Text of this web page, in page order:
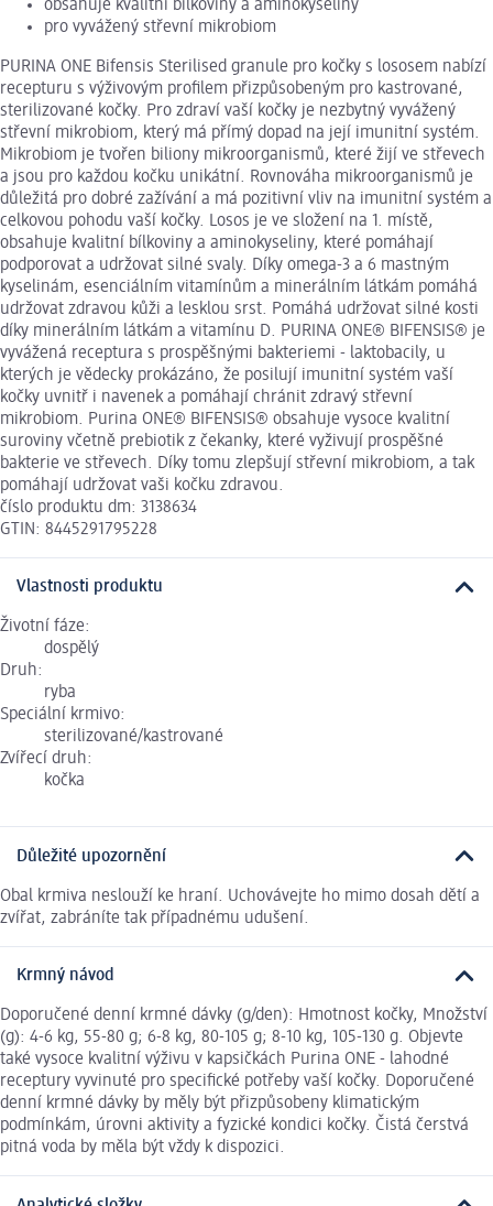
obsahuje kvalitní bílkoviny a aminokyseliny
pro vyvážený střevní mikrobiom
PURINA ONE Bifensis Sterilised granule pro kočky s lososem nabízí
recepturu s výživovým profilem přizpůsobeným pro kastrované,
sterilizované kočky. Pro zdraví vaší kočky je nezbytný vyvážený
střevní mikrobiom, který má přímý dopad na její imunitní systém.
Mikrobiom je tvořen biliony mikroorganismů, které žijí ve střevech
a jsou pro každou kočku unikátní. Rovnováha mikroorganismů je
důležitá pro dobré zažívání a má pozitivní vliv na imunitní systém a
celkovou pohodu vaší kočky. Losos je ve složení na 1. místě,
obsahuje kvalitní bílkoviny a aminokyseliny, které pomáhají
podporovat a udržovat silné svaly. Díky omega-3 a 6 mastným
kyselinám, esenciálním vitamínům a minerálním látkám pomáhá
udržovat zdravou kůži a lesklou srst. Pomáhá udržovat silné kosti
díky minerálním látkám a vitamínu D. PURINA ONE® BIFENSIS® je
vyvážená receptura s prospěšnými bakteriemi - laktobacily, u
kterých je vědecky prokázáno, že posilují imunitní systém vaší
kočky uvnitř i navenek a pomáhají chránit zdravý střevní
mikrobiom. Purina ONE® BIFENSIS® obsahuje vysoce kvalitní
suroviny včetně prebiotik z čekanky, které vyživují prospěšné
bakterie ve střevech. Díky tomu zlepšují střevní mikrobiom, a tak
pomáhají udržovat vaši kočku zdravou.
číslo produktu dm: 3138634
GTIN: 8445291795228
Vlastnosti produktu
Životní fáze:
dospělý
Druh:
ryba
Speciální krmivo:
sterilizované/kastrované
Zvířecí druh:
kočka
Důležité upozornění
Obal krmiva neslouží ke hraní. Uchovávejte ho mimo dosah dětí a
zvířat, zabráníte tak případnému udušení.
Krmný návod
Doporučené denní krmné dávky (g/den): Hmotnost kočky, Množství
(g): 4-6 kg, 55-80 g; 6-8 kg, 80-105 g; 8-10 kg, 105-130 g. Objevte
také vysoce kvalitní výživu v kapsičkách Purina ONE - lahodné
receptury vyvinuté pro specifické potřeby vaší kočky. Doporučené
denní krmné dávky by měly být přizpůsobeny klimatickým
podmínkám, úrovni aktivity a fyzické kondici kočky. Čistá čerstvá
pitná voda by měla být vždy k dispozici.